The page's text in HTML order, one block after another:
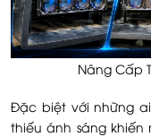
Nâng Cấp
Đặc biệt với những
thiếu ánh sáng